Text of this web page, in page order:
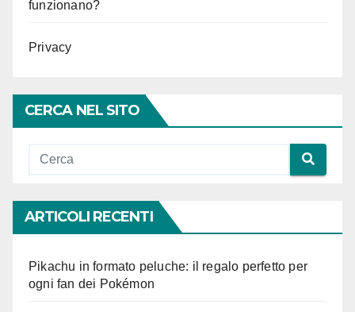
funzionano?
Privacy
CERCA NEL SITO
ARTICOLI RECENTI
Pikachu in formato peluche: il regalo perfetto per
ogni fan dei Pokémon